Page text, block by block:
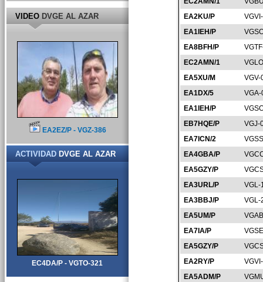
EA2KU/P
EA1IEH/P
EA8BFH/P
EC2AMN/1
EA5XU/M
VGV-
EA1DX/5
EA1IEH/P
EB7HQE/P
VGJ-
EA7ICN/2
EA4GBA/P
EA5GZY/P
EA3URL/P
VGL-
EA3BBJ/P
VGL-
EA5UM/P
EA7IA/P
EA5GZY/P
EA2RY/P
EA5ADM/P
VIDEODVGE AL AZAR
EA2EZ/P - VGZ-386
ACTIVIDADDVGE AL AZAR
EC4DA/P - VGTO-321